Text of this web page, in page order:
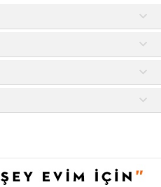
Set
ve bebek maması
şanti, yumurta beyazı ve köpük
uygulayabilir ya da hazır
bıçaklı rendeleme ve